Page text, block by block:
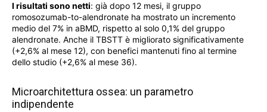
I risultati sono netti: già dopo 12 mesi, il gruppo
romosozumab-to-alendronate ha mostrato un incremento
medio del 7% in aBMD, rispetto al solo 0,1% del gruppo
alendronate. Anche il TBSTT è migliorato significativamente
(+2,6% al mese 12), con benefici mantenuti fino al termine
dello studio (+2,6% al mese 36).
Microarchitettura ossea: un parametro
indipendente